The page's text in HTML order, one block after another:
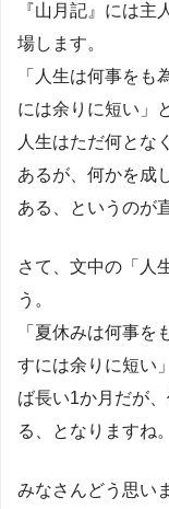
『山月記』には
場します。
「人生は何事を
には余りに短い」
人生はただ何とな
あるが、何かを成
ある、というのが
さて、文中の「人
う。
「夏休みは何事
すには余りに短い
ば長い1か月だが
る、となりますね。
みなさんどう思い